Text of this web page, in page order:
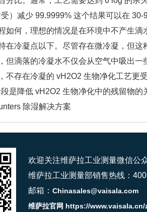
）减少 99.9999% 这个结果可以在 30-
何，理想的情况是在环境中不产生滴
在冷凝点以下。尽管存在微冷凝，但
但滴落的冷凝水不仅会从空气中吸出
不存在冷凝的 vH2O2 生物净化工艺更
是降低 vH2O2 生物净化中的残留物的
除湿解决方案
欢迎关注维萨拉工业测量微信公
维萨拉工业测量部销售热线：
邮箱： Chinasales@vaisala.com
维萨拉官网 https://www.vaisala.cn/